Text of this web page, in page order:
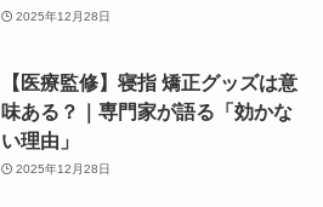
2025年12月28日
【医療監修】寝指 矯正グッズは意
味ある？｜専門家が語る「効かな
い理由」
2025年12月28日